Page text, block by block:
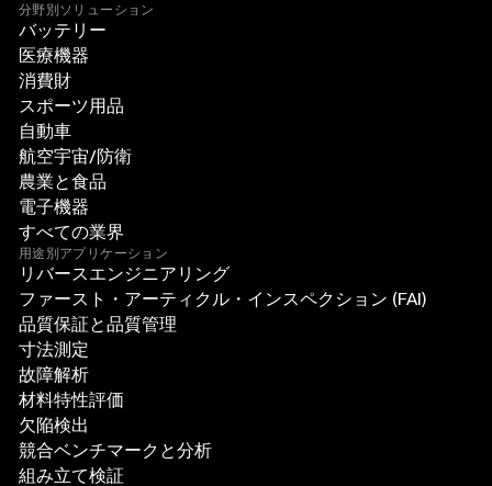
分野別ソリューション
バッテリー
医療機器
消費財
スポーツ用品
自動車
航空宇宙/防衛
農業と食品
電子機器
すべての業界
用途別アプリケーション
リバースエンジニアリング
ファースト・アーティクル・インスペクション (FAI)
品質保証と品質管理
寸法測定
故障解析
材料特性評価
欠陥検出
競合ベンチマークと分析
組み立て検証